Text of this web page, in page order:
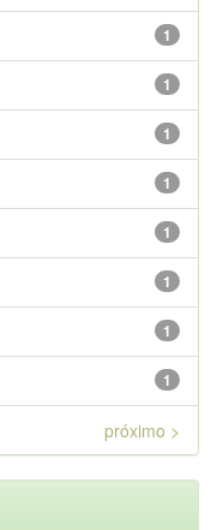
1
1
1
1
1
1
1
1
próximo >